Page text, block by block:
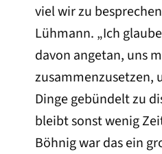
viel wir zu
Lühmann. „Ich
davon angetan, uns
zusammenzusetzen,
Dinge gebündelt zu
bleibt sonst wenig
Böhnig war das ein